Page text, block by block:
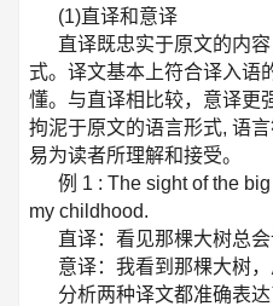
(1)直译和意译
直译既忠实于原文的内
式。译文基本上符合译入语
懂。与直译相比较，意译更
拘泥于原文的语言形式, 语
易为读者所理解和接受。
例 1 : The sight of the
my childhood.
直译：看见那棵大树总
意译：我看到那棵大树
分析两种译文都准确表